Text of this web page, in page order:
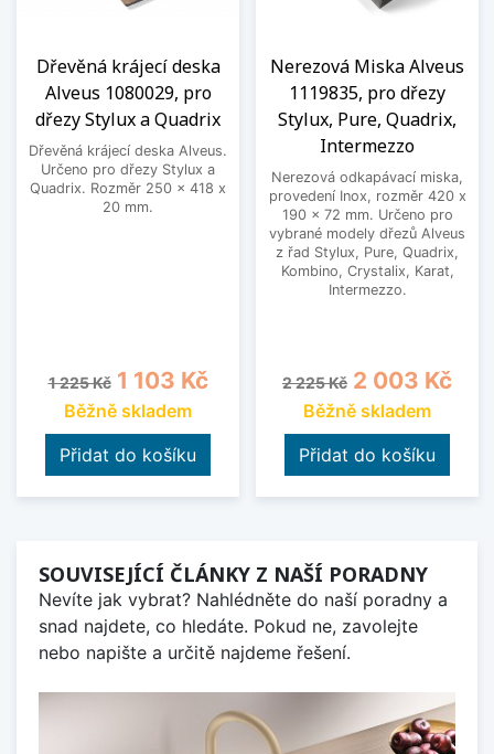
Dřevěná krájecí deska
Alveus 1080029, pro
dřezy Stylux a Quadrix
Dřevěná krájecí deska Alveus.
Určeno pro dřezy Stylux a
Quadrix. Rozměr 250 x 418 x
20 mm.
Běžná cena
1 225 Kč Cena
1 103 Kč
Běžně skladem
Přidat do košíku
Nerezová Miska Alveus
1119835, pro dřezy
Stylux, Pure, Quadrix,
Intermezzo
Nerezová odkapávací miska,
provedení Inox, rozměr 420 x
190 x 72 mm. Určeno pro
vybrané modely dřezů Alveus
z řad Stylux, Pure, Quadrix,
Kombino, Crystalix, Karat,
Intermezzo.
Běžná cena
2 225 Kč Cena
2 003 Kč
Běžně skladem
Přidat do košíku
SOUVISEJÍCÍ ČLÁNKY Z NAŠÍ PORADNY
Nevíte jak vybrat? Nahlédněte do naší poradny a
snad najdete, co hledáte. Pokud ne, zavolejte
nebo napište a určitě najdeme řešení.